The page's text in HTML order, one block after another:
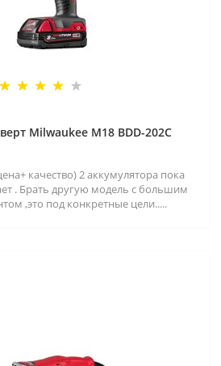
Milwaukee M18 BDD-202C
качество) 2 аккумулятора пока
. Брать другую модель с большим
,это под конкретные цели.....